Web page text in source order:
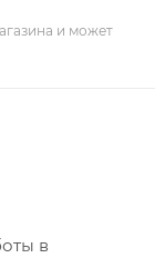
и может
в